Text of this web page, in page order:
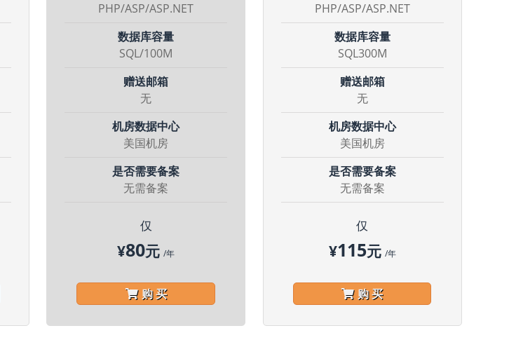
PHP/ASP/ASP.NET
数据库容量
SQL/100M
赠送邮箱
无
机房数据中心
美国机房
是否需要备案
无需备案
仅
¥80元 /年
购 买
PHP/ASP/ASP.NET
数据库容量
SQL300M
赠送邮箱
无
机房数据中心
美国机房
是否需要备案
无需备案
仅
¥115元 /年
购 买